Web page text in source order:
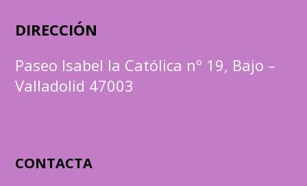
DIRECCIÓN
Paseo Isabel la Católica nº 19, Bajo –
Valladolid 47003
CONTACTA